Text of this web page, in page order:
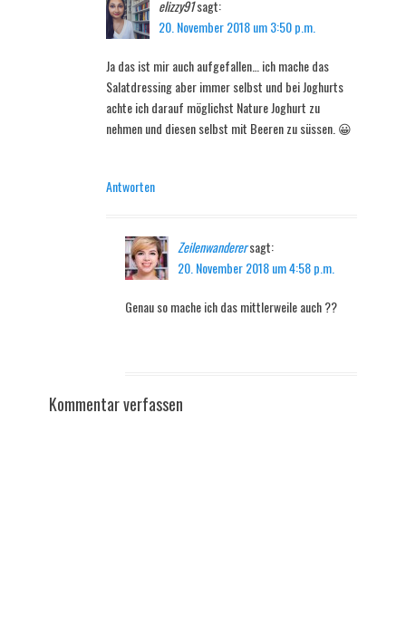
elizzy91sagt:
20. November 2018 um 3:50 p.m.
Ja das ist mir auch aufgefallen… ich mache das
Salatdressing aber immer selbst und bei Joghurts
achte ich darauf möglichst Nature Joghurt zu
nehmen und diesen selbst mit Beeren zu süssen. 😀
Antworten
Zeilenwanderersagt:
20. November 2018 um 4:58 p.m.
Genau so mache ich das mittlerweile auch ??
Kommentar verfassen